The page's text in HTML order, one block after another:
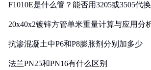
F1010E是什么管？能否用3205或3505代换
20x40x2镀锌方管单米重量计算与应用分
抗渗混凝土中P6和P8膨胀剂分别加多少
法兰PN25和PN16有什么区别